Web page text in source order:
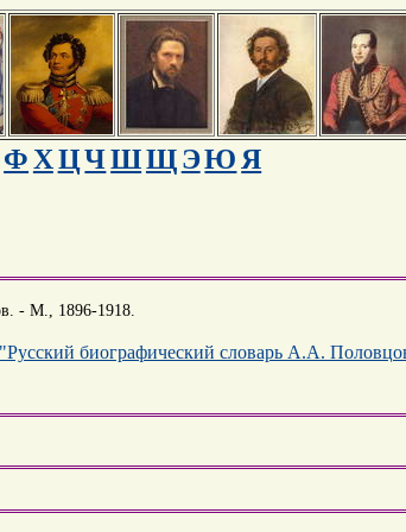
Ф ХЦЧШЩЭЮ Я
- М., 1896-1918.
биографический словарь А.А.